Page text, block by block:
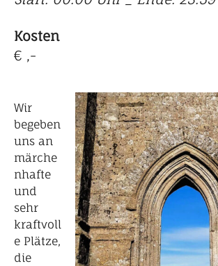
Kosten
€ ,-
Wir
begeben
uns an
märche
nhafte
und
sehr
kraftvoll
e Plätze,
die